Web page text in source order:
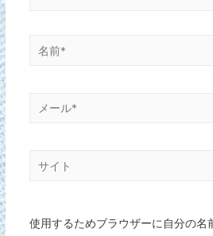
使用するためブラウザーに自分の名